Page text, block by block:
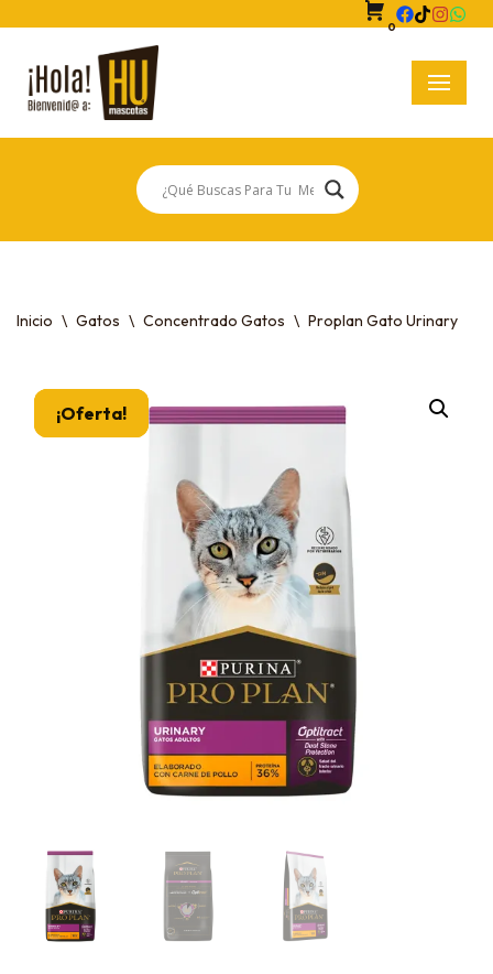
Saltar
al
contenido
0
Inicio \ Gatos \ Concentrado Gatos \ Proplan Gato Urinary
¡Oferta!
¡Oferta!
¡Oferta!